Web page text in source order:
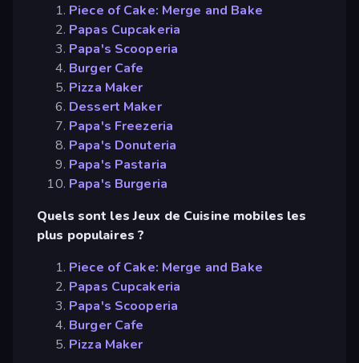
Piece of Cake: Merge and Bake
Papas Cupcakeria
Papa's Scooperia
Burger Cafe
Pizza Maker
Dessert Maker
Papa's Freezeria
Papa's Donuteria
Papa's Pastaria
Papa's Burgeria
Quels sont les Jeux de Cuisine mobiles les
plus populaires ?
Piece of Cake: Merge and Bake
Papas Cupcakeria
Papa's Scooperia
Burger Cafe
Pizza Maker